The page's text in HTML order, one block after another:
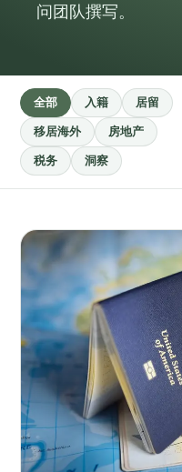
问团队撰写。
全部 入籍 居留
移居海外 房地产
税务 洞察